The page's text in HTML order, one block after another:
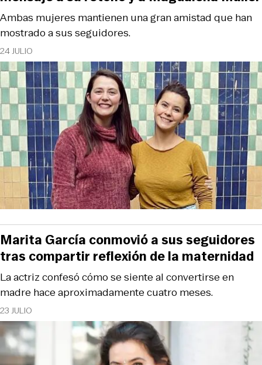
24 JULIO
Ambas mujeres mantienen una gran amistad que han
mostrado a sus seguidores.
23 JULIO
La actriz confesó cómo se siente al convertirse en
madre hace aproximadamente cuatro meses.
Marita García conmovió a sus seguidores
tras compartir reflexión de la maternidad